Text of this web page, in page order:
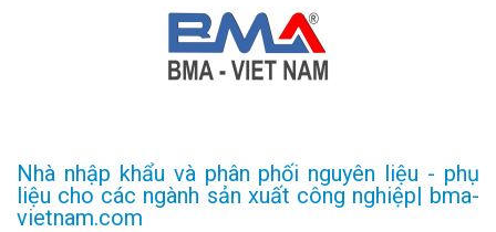
Nhà nhập khẩu và phân phối nguyên liệu - phụ
liệu cho các ngành sản xuất công nghiệp| bma-
vietnam.com